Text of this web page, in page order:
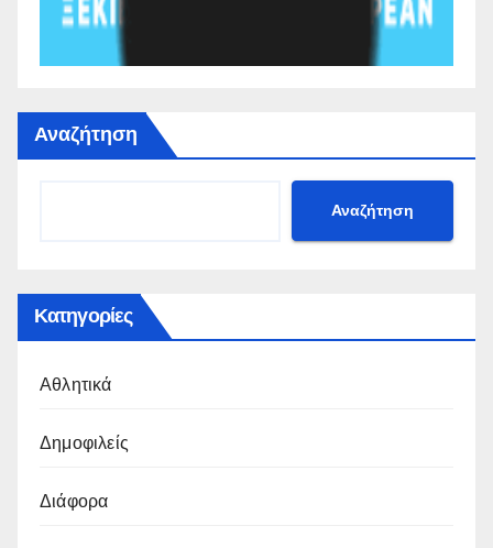
Αναζήτηση
Αναζήτηση
Κατηγορίες
Αθλητικά
Δημοφιλείς
Διάφορα